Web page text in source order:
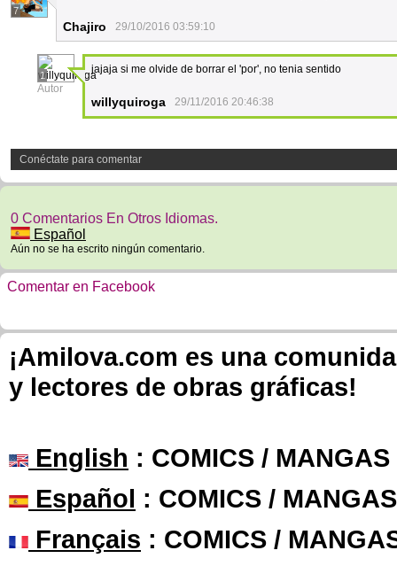
7
Chajiro 29/10/2016 03:59:10
1
Autor
jajaja si me olvide de borrar el 'por', no tenia sentido
willyquiroga 29/11/2016 20:46:38
Conéctate para comentar
0 Comentarios En Otros Idiomas.
Español
Aún no se ha escrito ningún comentario.
Comentar en Facebook
¡Amilova.com es una
y lectores de obras gráficas!
English : COMICS /
Español : COMICS /
Français : COMICS /